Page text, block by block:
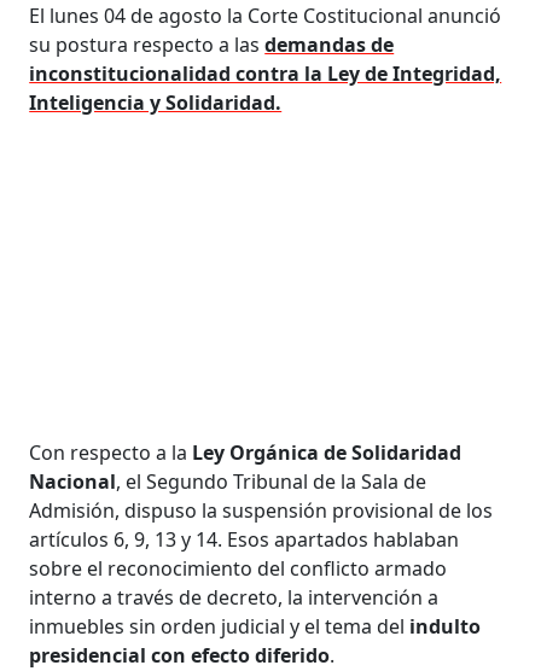
El lunes 04 de agosto la Corte Costitucional anunció
su postura respecto a lasdemandas de
inconstitucionalidad contra la Ley de Integridad,
Inteligencia y Solidaridad.
Con respecto a la Ley Orgánica de Solidaridad
Nacional, el Segundo Tribunal de la Sala de
Admisión, dispuso la suspensión provisional de los
artículos 6, 9, 13 y 14. Esos apartados hablaban
sobre el reconocimiento del conflicto armado
interno a través de decreto, la intervención a
inmuebles sin orden judicial y el tema del indulto
presidencial con efecto diferido.